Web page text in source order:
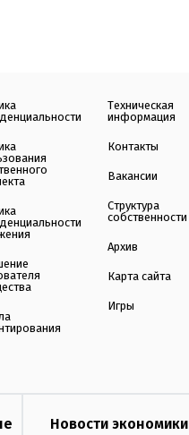
Техническая
информация
Контакты
Вакансии
Структура
собственности
Архив
Карта сайта
Игры
Новости экономики